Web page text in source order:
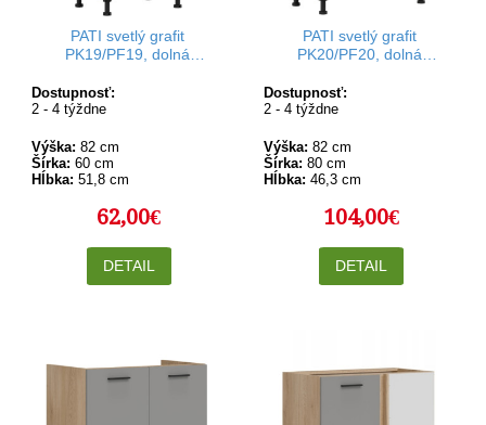
PATI svetlý grafit
PK19/PF19, dolná
vstavanú rúru 60 cm
Dostupnosť:
2 - 4 týždne
Výška: 82 cm
Šírka: 60 cm
Hĺbka: 51,8 cm
62,00€
DETAIL
PATI svetlý grafit
PK20/PF20, dolná
Dostupnosť:
2 - 4 týždne
Výška: 82 cm
Šírka: 80 cm
Hĺbka: 46,3 cm
104,00€
DETAIL